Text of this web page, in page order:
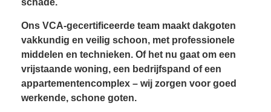
schade.
Ons VCA-gecertificeerde team maakt dakgoten
vakkundig en veilig schoon, met professionele
middelen en technieken. Of het nu gaat om een
vrijstaande woning, een bedrijfspand of een
appartementencomplex – wij zorgen voor goed
werkende, schone goten.